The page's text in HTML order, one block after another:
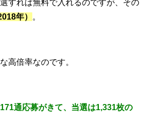
すれば無料で入れるのですが、その
年）
。
高倍率なのです。
通応募がきて、当選は1,331枚の